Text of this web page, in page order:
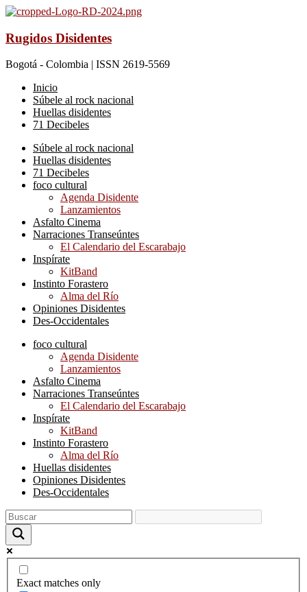
Rugidos Disidentes
Bogotá - Colombia | ISSN 2619-5569
Inicio
Súbele al rock nacional
Huellas disidentes
71 Decibeles
Súbele al rock nacional
Huellas disidentes
71 Decibeles
foco cultural
Agenda Disidente
Lanzamientos
Asfalto Cinema
Narraciones Transeúntes
El Calendario del Escarabajo
Inspírate
KitBand
Instinto Forastero
Alma del Río
Opiniones Disidentes
Des-Occidentales
foco cultural
Agenda Disidente
Lanzamientos
Asfalto Cinema
Narraciones Transeúntes
El Calendario del Escarabajo
Inspírate
KitBand
Instinto Forastero
Alma del Río
Huellas disidentes
Opiniones Disidentes
Des-Occidentales
Exact matches only